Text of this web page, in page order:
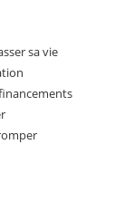
sa vie